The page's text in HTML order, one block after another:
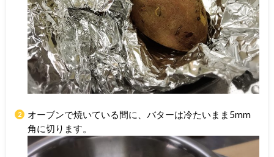
オーブンで焼いている間に、バターは冷たいまま5mm
角に切ります。